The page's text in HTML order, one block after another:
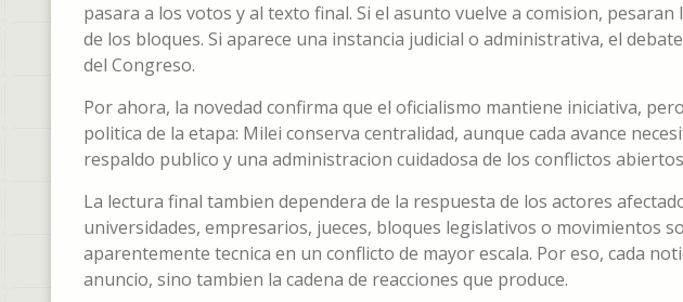
pasara a los votos y al texto final. Si el asunto vuelve a comision, pesaran
de los bloques. Si aparece una instancia judicial o administrativa, el
del Congreso.
Por ahora, la novedad confirma que el oficialismo mantiene iniciativa,
politica de la etapa: Milei conserva centralidad, aunque cada avance
respaldo publico y una administracion cuidadosa de los conflictos
La lectura final tambien dependera de la respuesta de los actores
universidades, empresarios, jueces, bloques legislativos o movimientos
aparentemente tecnica en un conflicto de mayor escala. Por eso, cada
anuncio, sino tambien la cadena de reacciones que produce.